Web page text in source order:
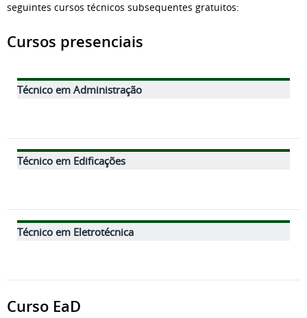
seguintes cursos técnicos subsequentes gratuitos:
Cursos presenciais
Técnico em Administração
Técnico em Edificações
Técnico em Eletrotécnica
Curso EaD